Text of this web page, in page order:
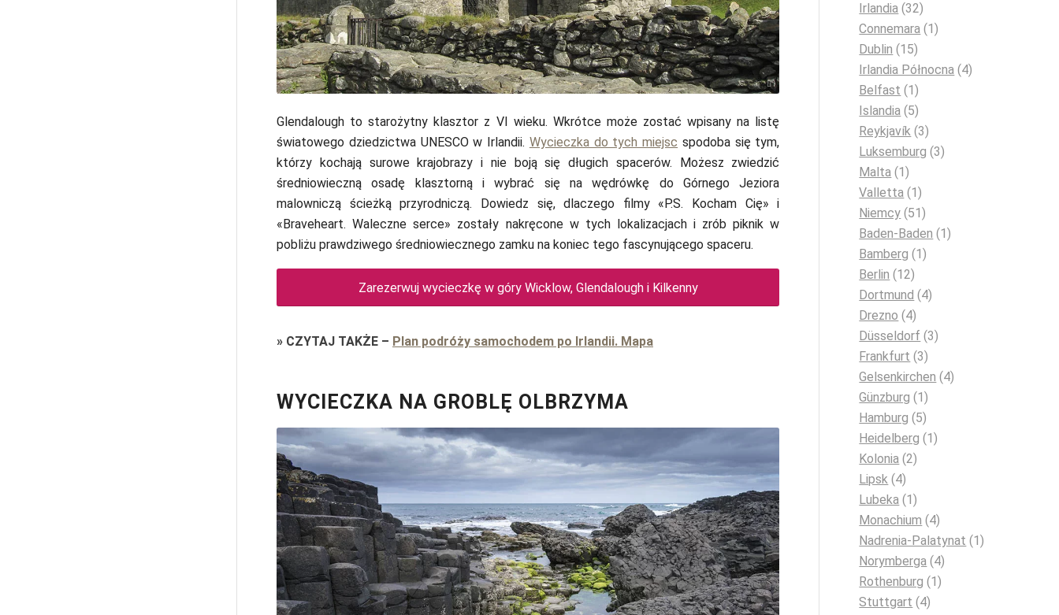
Warrenfish / commons.wikimedia.org / CC0
Glendalough to starożytny klasztor z VI wieku. Wkrótce może zostać wpisany na listę
światowego dziedzictwa UNESCO w Irlandii. Wycieczka do tych miejsc spodoba się tym,
którzy kochają surowe krajobrazy i nie boją się długich spacerów. Możesz zwiedzić
średniowieczną osadę klasztorną i wybrać się na wędrówkę do Górnego Jeziora
malowniczą ścieżką przyrodniczą. Dowiedz się, dlaczego filmy «P.S. Kocham Cię» i
«Braveheart. Waleczne serce» zostały nakręcone w tych lokalizacjach i zrób piknik w
pobliżu prawdziwego średniowiecznego zamku na koniec tego fascynującego spaceru.
Zarezerwuj wycieczkę w góry Wicklow, Glendalough i Kilkenny
» CZYTAJ TAKŻE – Plan podróży samochodem po Irlandii. Mapa
WYCIECZKA NA GROBLĘ OLBRZYMA
Irlandia (32)
Connemara (1)
Dublin (15)
Irlandia Północna (4)
Belfast (1)
Islandia (5)
Reykjavík (3)
Luksemburg (3)
Malta (1)
Valletta (1)
Niemcy (51)
Baden-Baden (1)
Bamberg (1)
Berlin (12)
Dortmund (4)
Drezno (4)
Düsseldorf (3)
Frankfurt (3)
Gelsenkirchen (4)
Günzburg (1)
Hamburg (5)
Heidelberg (1)
Kolonia (2)
Lipsk (4)
Lubeka (1)
Monachium (4)
Nadrenia-Palatynat (1)
Norymberga (4)
Rothenburg (1)
Stuttgart (4)